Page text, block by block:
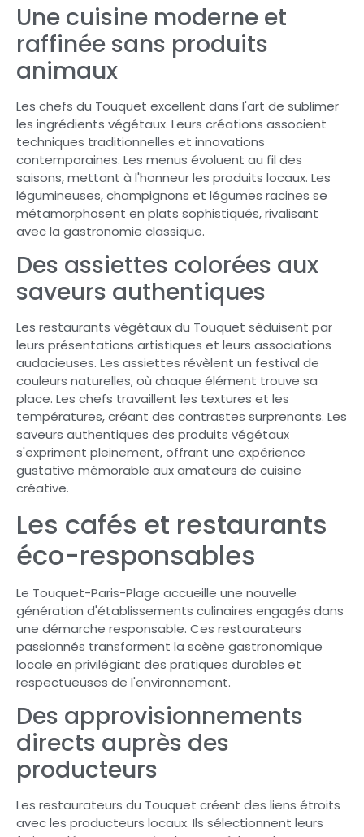
Une cuisine moderne et
raffinée sans produits
animaux
Les chefs du Touquet excellent dans l'art de sublimer
les ingrédients végétaux. Leurs créations associent
techniques traditionnelles et innovations
contemporaines. Les menus évoluent au fil des
saisons, mettant à l'honneur les produits locaux. Les
légumineuses, champignons et légumes racines se
métamorphosent en plats sophistiqués, rivalisant
avec la gastronomie classique.
Des assiettes colorées aux
saveurs authentiques
Les restaurants végétaux du Touquet séduisent par
leurs présentations artistiques et leurs associations
audacieuses. Les assiettes révèlent un festival de
couleurs naturelles, où chaque élément trouve sa
place. Les chefs travaillent les textures et les
températures, créant des contrastes surprenants. Les
saveurs authentiques des produits végétaux
s'expriment pleinement, offrant une expérience
gustative mémorable aux amateurs de cuisine
créative.
Les cafés et restaurants
éco-responsables
Le Touquet-Paris-Plage accueille une nouvelle
génération d'établissements culinaires engagés dans
une démarche responsable. Ces restaurateurs
passionnés transforment la scène gastronomique
locale en privilégiant des pratiques durables et
respectueuses de l'environnement.
Des approvisionnements
directs auprès des
producteurs
Les restaurateurs du Touquet créent des liens étroits
avec les producteurs locaux. Ils sélectionnent leurs